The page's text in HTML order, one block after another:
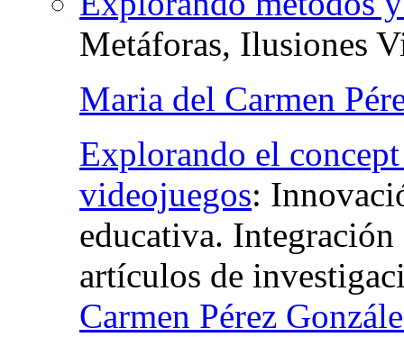
Metáforas, Ilusiones
Maria del Carmen
Explorando el
videojuegos:
educativa. Integración
artículos de
Carmen Pérez